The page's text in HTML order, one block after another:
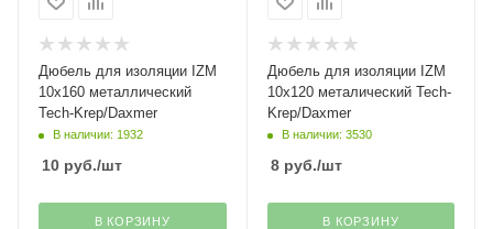
Дюбель для изоляции IZM
10х160 металлический
Tech-Krep/Daxmer
В наличии: 1932
10 руб./шт
В КОРЗИНУ
Дюбель для изоляции IZM
10х120 металический Tech-
Krep/Daxmer
В наличии: 3530
8руб./шт
В КОРЗИНУ